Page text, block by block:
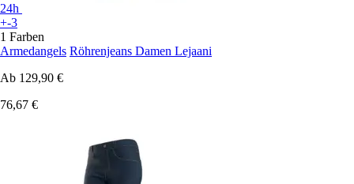
24h
+-3
1 Farben
Armedangels Röhrenjeans Damen Lejaani
Ab 129,90 €
76,67 €